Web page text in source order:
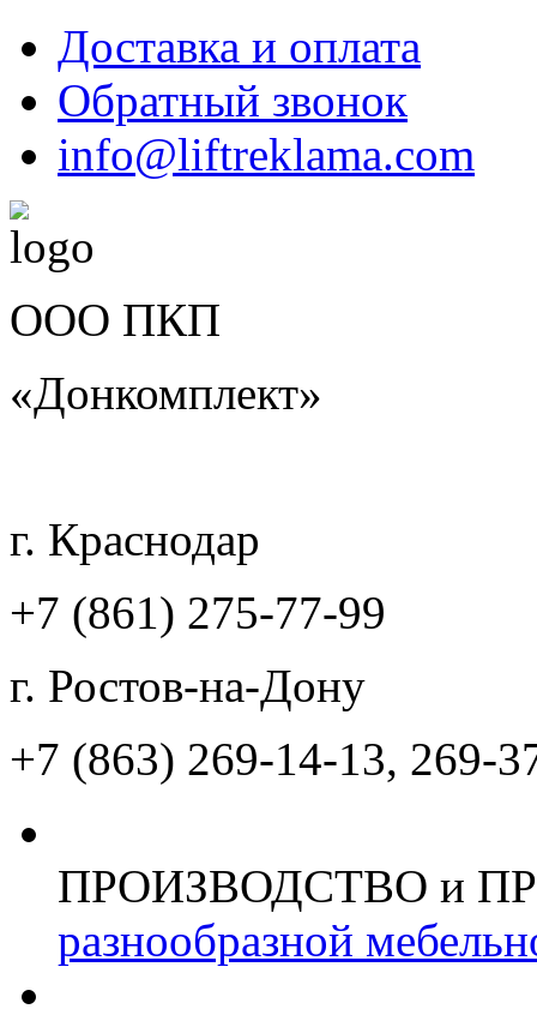
Доставка и оплата
Обратный звонок
info@liftreklama.com
ООО ПКП
«Донкомплект»
г. Краснодар
+7 (861) 275-77-99
г. Ростов-на-Дону
+7 (863) 269-14-13, 269-
ПРОИЗВОДСТВО и
разнообразной